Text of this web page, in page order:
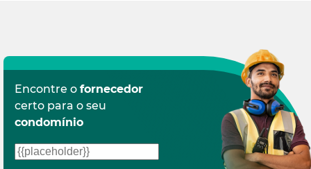
Encontre o fornecedor
certo para o seu
condomínio